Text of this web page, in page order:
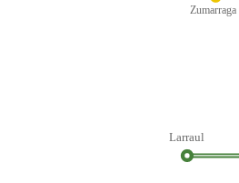
Zumarraga
Larraul